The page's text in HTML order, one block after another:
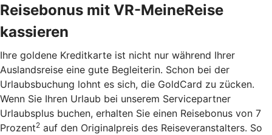
Reisebonus mit VR-MeineReise
kassieren
Ihre goldene Kreditkarte ist nicht nur während Ihrer
Auslandsreise eine gute Begleiterin. Schon bei der
Urlaubsbuchung lohnt es sich, die GoldCard zu zücken.
Wenn Sie Ihren Urlaub bei unserem Servicepartner
Urlaubsplus buchen, erhalten Sie einen Reisebonus von 7
Prozent2 auf den Originalpreis des Reiseveranstalters. So